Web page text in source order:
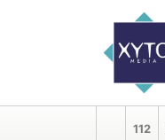
112